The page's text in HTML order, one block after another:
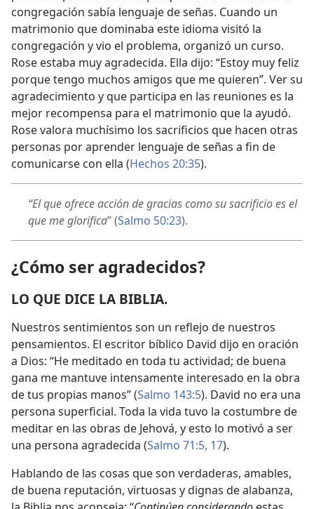
congregación sabía lenguaje de señas. Cuando un
matrimonio que dominaba este idioma visitó la
congregación y vio el problema, organizó un curso.
Rose estaba muy agradecida. Ella dijo: “Estoy muy feliz
porque tengo muchos amigos que me quieren”. Ver su
agradecimiento y que participa en las reuniones es la
mejor recompensa para el matrimonio que la ayudó.
Rose valora muchísimo los sacrificios que hacen otras
personas por aprender lenguaje de señas a fin de
comunicarse con ella (Hechos 20:35).
“El que ofrece acción de gracias como su sacrificio es el
que me glorifica” (Salmo 50:23).
¿Cómo ser agradecidos?
LO QUE DICE LA BIBLIA.
Nuestros sentimientos son un reflejo de nuestros
pensamientos. El escritor bíblico David dijo en oración
a Dios: “He meditado en toda tu actividad; de buena
gana me mantuve intensamente interesado en la obra
de tus propias manos” (Salmo 143:5). David no era una
persona superficial. Toda la vida tuvo la costumbre de
meditar en las obras de Jehová, y esto lo motivó a ser
una persona agradecida (Salmo 71:5, 17).
Hablando de las cosas que son verdaderas, amables,
de buena reputación, virtuosas y dignas de alabanza,